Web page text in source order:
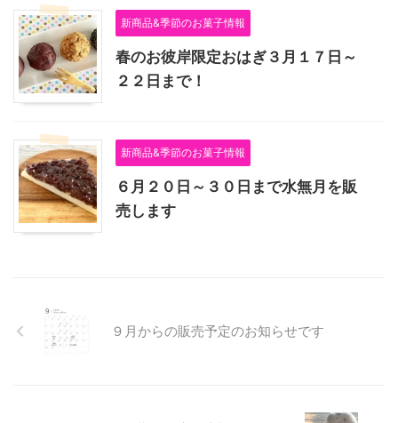
新商品&季節のお菓子情報
春のお彼岸限定おはぎ３月１７日～
２２日まで！
新商品&季節のお菓子情報
６月２０日～３０日まで水無月を販
売します
９月からの販売予定のお知らせです